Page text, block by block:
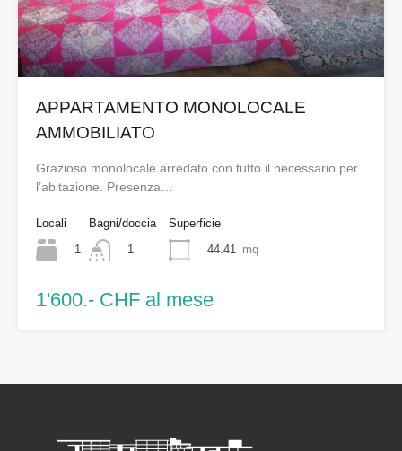
APPARTAMENTO MONOLOCALE
AMMOBILIATO
Grazioso monolocale arredato con tutto il necessario per
l’abitazione. Presenza…
Locali
1
Bagni/doccia
1
Superficie
44.41 mq
1'600.- CHF al mese